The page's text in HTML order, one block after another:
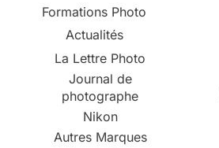
Formations Photo
Actualités
La Lettre Photo
Journal de
photographe
Nikon
Autres Marques